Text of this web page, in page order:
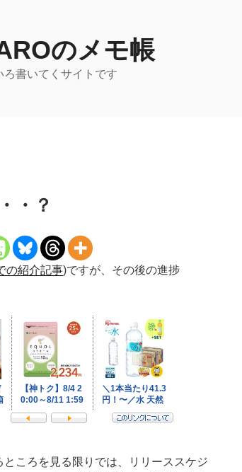
のメモ帳
書いてくサイトです
・？
の紹介記事)ですが、その後の進捗
ところを見る限りでは、リリーススケジ